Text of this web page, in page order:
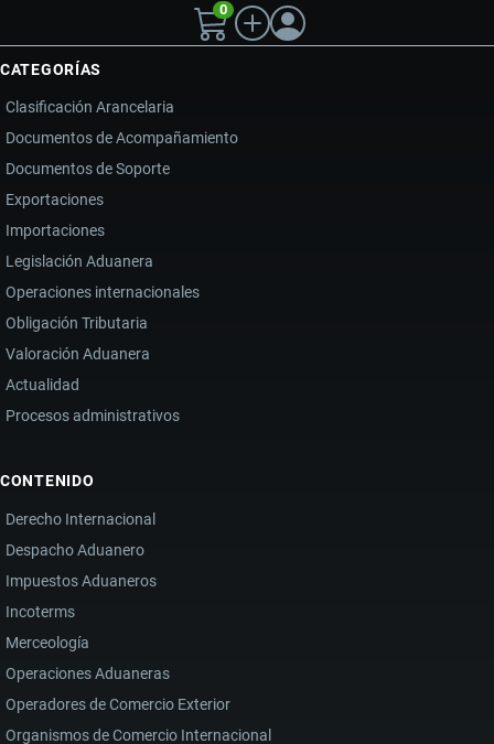
0
CATEGORÍAS
Clasificación Arancelaria
Documentos de Acompañamiento
Documentos de Soporte
Exportaciones
Importaciones
Legislación Aduanera
Operaciones internacionales
Obligación Tributaria
Valoración Aduanera
Actualidad
Procesos administrativos
CONTENIDO
Derecho Internacional
Despacho Aduanero
Impuestos Aduaneros
Incoterms
Merceología
Operaciones Aduaneras
Operadores de Comercio Exterior
Organismos de Comercio Internacional